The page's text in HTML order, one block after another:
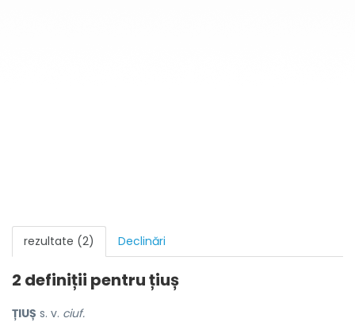
rezultate (2) Declinări
2 definiții pentruțiuș
ȚIUȘ s. v. ciuf.